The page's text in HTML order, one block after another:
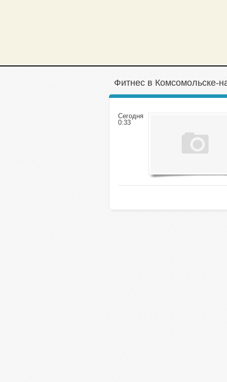
Фитнес в Комсомольске-
Сегодня
0:33